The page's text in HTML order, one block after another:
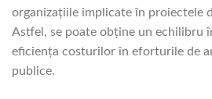
organizațiile implicate în proiectele
Astfel, se poate obține un echilibru
eficiența costurilor în eforturile de
publice.